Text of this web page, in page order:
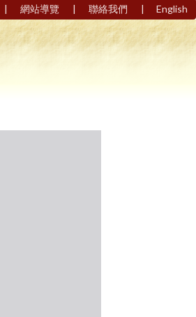
| 網站導覽 | 聯絡我們 | English